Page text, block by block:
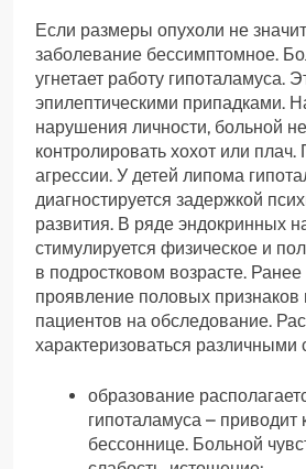
Если размеры опухоли не
заболевание бессимптомное.
угнетает работу гипоталамуса.
эпилептическими припадками.
нарушения личности, больной
контролировать хохот или плач.
агрессии. У детей липома
диагностируется задержкой
развития. В ряде эндокринных
стимулируется физическое и
в подростковом возрасте.
проявление половых признаков
пациентов на обследование.
характеризоваться
образование
гипоталамуса – приводит
бессоннице. Больной